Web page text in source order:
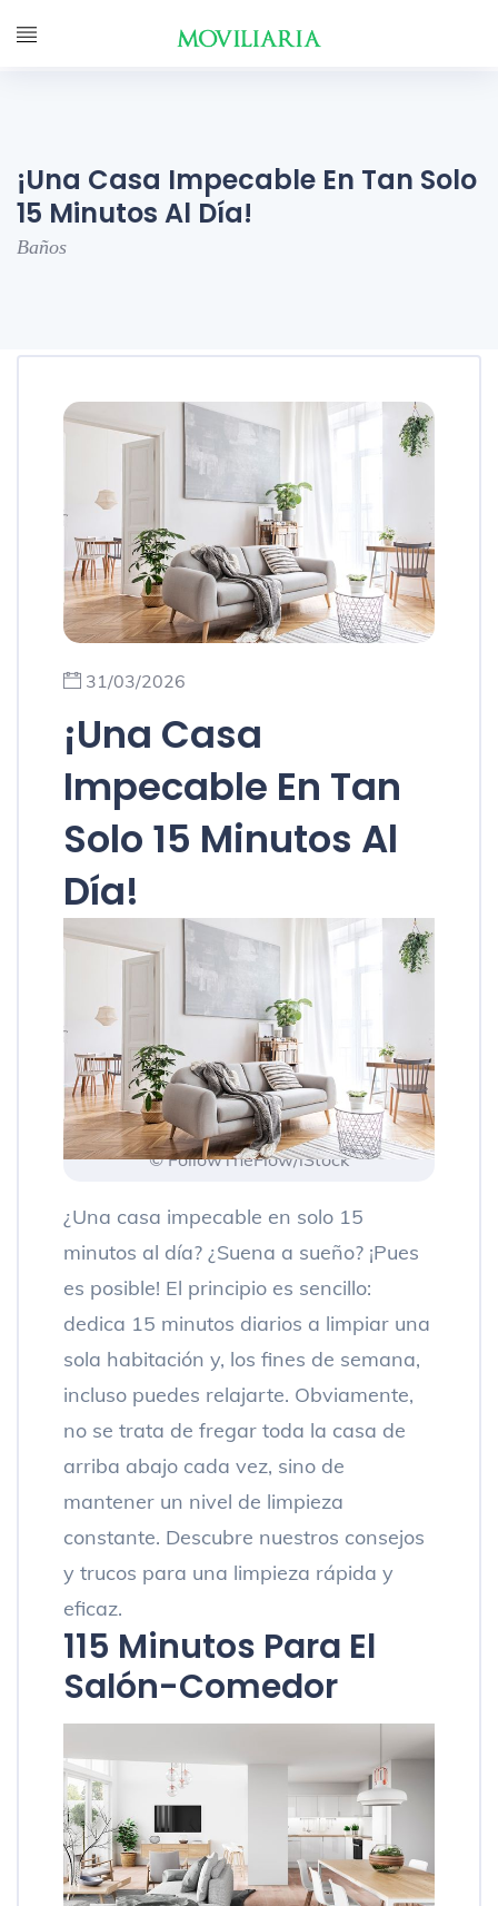
¡Una Casa Impecable En Tan Solo
15 Minutos Al Día!
Baños
31/03/2026
¡Una Casa
Impecable En Tan
Solo 15 Minutos Al
Día!
© FollowTheFlow/iStock
¿Una casa impecable en solo 15
minutos al día? ¿Suena a sueño? ¡Pues
es posible! El principio es sencillo:
dedica 15 minutos diarios a limpiar una
sola habitación y, los fines de semana,
incluso puedes relajarte. Obviamente,
no se trata de fregar toda la casa de
arriba abajo cada vez, sino de
mantener un nivel de limpieza
constante. Descubre nuestros consejos
y trucos para una limpieza rápida y
eficaz.
115 Minutos Para El
Salón-Comedor